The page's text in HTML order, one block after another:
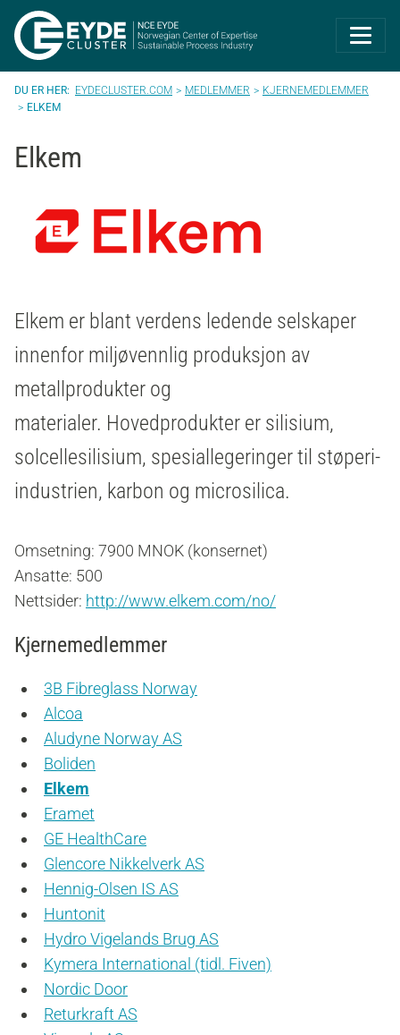
Eyde-Cluster |
EYDECLUSTER.COM MEDLEMMER
KJERNEMEDLEMMER
ELKEM
Elkem
Elkem er blant verdens ledende selskaper
innenfor miljøvennlig produksjon av
metallprodukter og
materialer. Hovedprodukter er silisium,
solcellesilisium, spesiallegeringer til støperi-
industrien, karbon og microsilica.
Omsetning: 7900 MNOK (konsernet)
Ansatte: 500
Nettsider: http://www.elkem.com/no/
Kjernemedlemmer
3B Fibreglass Norway
Alcoa
Aludyne Norway AS
Boliden
Elkem
Eramet
GE HealthCare
Glencore Nikkelverk AS
Hennig-Olsen IS AS
Huntonit
Hydro Vigelands Brug AS
Kymera International (tidl. Fiven)
Nordic Door
Returkraft AS